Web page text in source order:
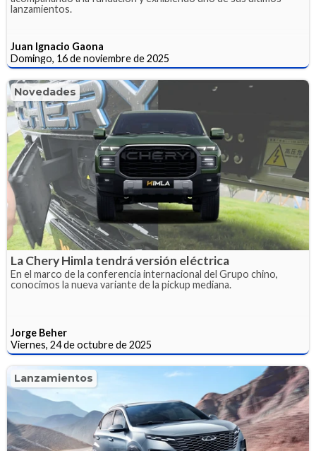
lanzamientos.
Juan Ignacio Gaona
Domingo, 16 de noviembre de 2025
Novedades
La Chery Himla tendrá versión eléctrica
En el marco de la conferencia internacional del Grupo chino,
conocimos la nueva variante de la pickup mediana.
Jorge Beher
Viernes, 24 de octubre de 2025
Lanzamientos